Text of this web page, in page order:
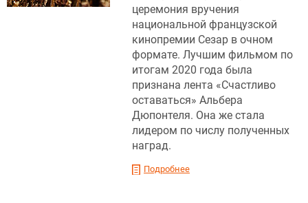
церемония вручения
национальной французской
кинопремии Сезар в очном
формате. Лучшим фильмом по
итогам 2020 года была
признана лента «Счастливо
оставаться» Альбера
Дюпонтеля. Она же стала
лидером по числу полученных
наград.
Подробнее